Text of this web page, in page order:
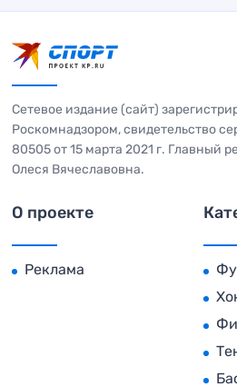
Сетевое издание (сайт)
Роскомнадзором, свидетельство
80505 от 15 марта 2021 г. Главный
Олеся Вячеславовна.
О проекте
Реклама